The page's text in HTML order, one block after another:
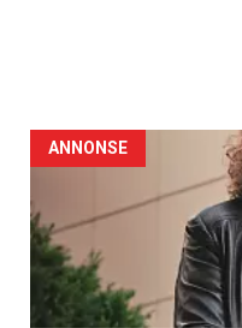
ANNONSE